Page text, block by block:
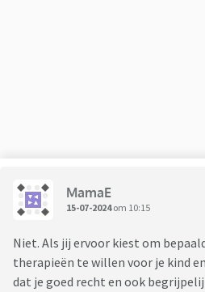
MamaE
15-07-2024om 10:15
Niet. Als jij ervoor kiest om
therapieën te willen voor je kind
dat je goed recht en ook